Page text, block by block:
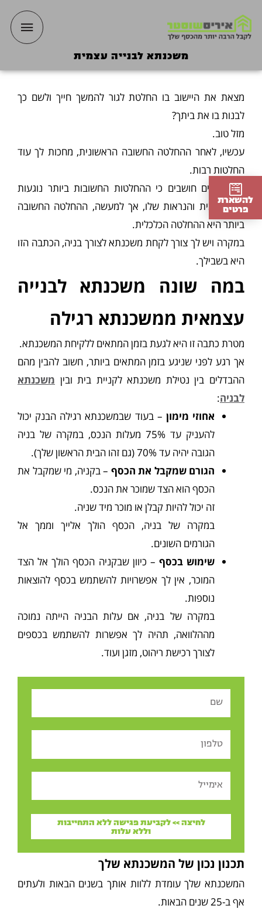
לתוכן
משכנתא לבנייה עצמית
מצאת את היישוב בו החלטת לגור להמשך חייך ולשם כך
לבנות בו את ביתך?
מזל טוב.
עכשיו, לאחר ההחלטה החשובה הראשונית, מחכות לך עוד
החלטות רבות.
בונים רבים חושבים כי ההחלטות החשובות ביותר נוגעות
לגודל הבית והנראות שלו, אך למעשה, ההחלטה החשובה
ביותר היא ההחלטה הכלכלית.
במקרה ויש לך צורך לקחת משכנתא לצורך בניה, הכתבה הזו
היא בשבילך.
במה שונה משכנתא לבנייה
עצמאית ממשכנתא רגילה
מטרת כתבה זו היא לגעת בזמן המתאים ללקיחת המשכנתא.
אך רגע לפני שניגע בזמן המתאים ביותר, חשוב להבין מהם
ההבדלים בין נטילת משכנתא לקניית בית ובין משכנתא
לבניה:
אחוזי מימון – בעוד שבמשכנתא רגילה הבנק יכול
להעניק עד 75% מעלות הנכס, במקרה של בניה
הגובה יהיה עד 70% (גם זהו הבית הראשון שלך).
הגורם שמקבל את הכסף – בקניה, מי שמקבל את
הכסף הוא הצד שמוכר את הנכס.
זה יכול להיות קבלן או מוכר מיד שניה.
במקרה של בניה, הכסף הולך אלייך וממך אל
הגורמים השונים.
שימוש בכסף – כיוון שבקניה הכסף הולך אל הצד
המוכר, אין לך אפשרויות להשתמש בכסף להוצאות
נוספות.
במקרה של בניה, אם עלות הבניה הייתה נמוכה
מההלוואה, תהיה לך אפשרות להשתמש בכספים
לצורך רכישת ריהוט, מזגן ועוד.
לחיצה >> לקביעת פגישה ללא התחייבות
וללא עלות
תכנון נכון של המשכנתא שלך
המשכנתא שלך עומדת ללוות אותך בשנים הבאות ולעתים
אף ב-25 שנים הבאות.
להשארת
פרטים